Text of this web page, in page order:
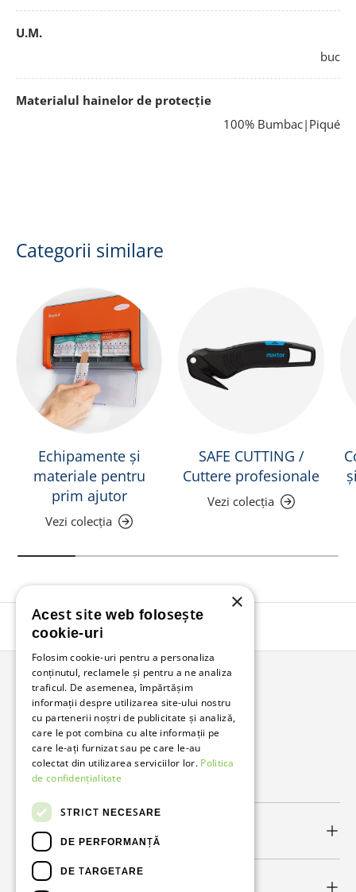
U.M.
buc
Materialul hainelor de protecție
100% Bumbac|Piqué
Categorii similare
Echipamente și
materiale pentru
prim ajutor
Vezi colecția
SAFE CUTTING /
Cuttere profesionale
Vezi colecția
Înapoi în sus
Bunzl Romania
Soluții complete pentru afacerea ta.
FacebookLinkedIn
Link-uri utile
Newsletter
×
Acest site web folosește
cookie-uri
Folosim cookie-uri pentru a personaliza
conținutul, reclamele și pentru a ne analiza
traficul. De asemenea, împărtășim
informații despre utilizarea site-ului nostru
cu partenerii noștri de publicitate și analiză,
care le pot combina cu alte informații pe
care le-ați furnizat sau pe care le-au
colectat din utilizarea serviciilor lor. Politica
de confidențialitate
STRICT NECESARE
DE PERFORMANȚĂ
DE TARGETARE